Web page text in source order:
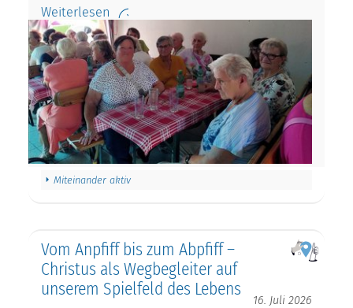
Weiterlesen
Miteinander aktiv
Vom Anpfiff bis zum Abpfiff –
Christus als Wegbegleiter auf
unserem Spielfeld des Lebens
16. Juli 2026